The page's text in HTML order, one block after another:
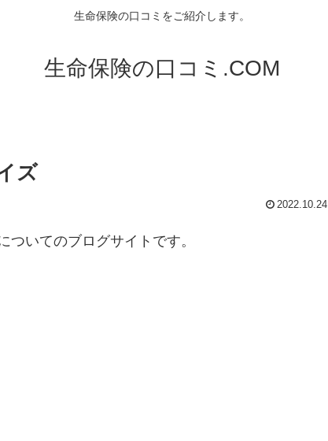
生命保険の口コミをご紹介します。
生命保険の口コミ.COM
ズ
2022.10.24
いてのブログサイトです。